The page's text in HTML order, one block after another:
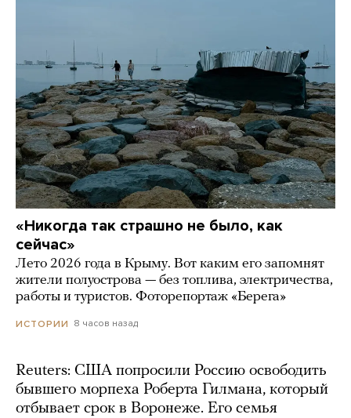
«Никогда так страшно не было, как
сейчас»
Лето 2026 года в Крыму. Вот каким его запомнят
жители полуострова — без топлива, электричества,
работы и туристов. Фоторепортаж «Берега»
ИСТОРИИ 8 часов назад
Reuters: США попросили Россию освободить
бывшего морпеха Роберта Гилмана, который
отбывает срок в Воронеже. Его семья